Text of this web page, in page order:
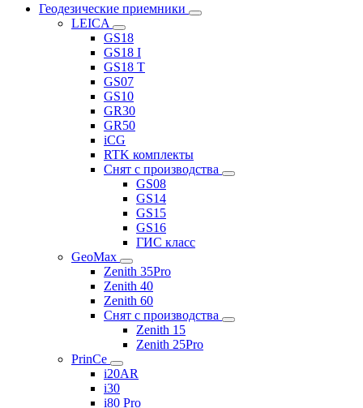
Геодезические приемники
LEICA
GS18
GS18 I
GS18 T
GS07
GS10
GR30
GR50
iCG
RTK комплекты
Снят с производства
GS08
GS14
GS15
GS16
ГИС класс
GeoMax
Zenith 35Pro
Zenith 40
Zenith 60
Снят с производства
Zenith 15
Zenith 25Pro
PrinCe
i20AR
i30
i80 Pro